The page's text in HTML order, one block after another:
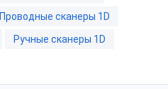
Проводные сканеры 1D
Ручные сканеры 1D